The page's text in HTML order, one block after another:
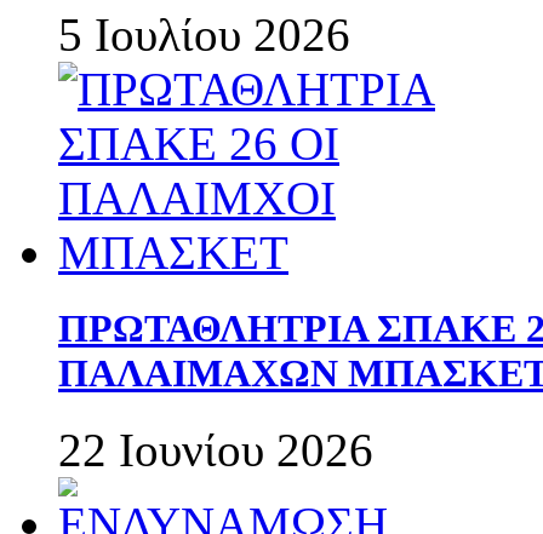
5 Ιουλίου 2026
ΠΡΩΤΑΘΛΗΤΡΙΑ ΣΠΑΚΕ
ΠΑΛΑΙΜΑΧΩΝ
22 Ιουνίου 2026